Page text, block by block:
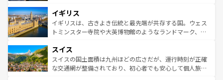
いる。シャンパンの発祥地であるランス、プロヴァンスの
香り高いラベンダー畑など、多彩な楽しみ方が可能だ。さ
らに、パリ以外の地域にも魅力が溢れており、どの街角に
れる地方に足を運ぶとそれぞれで全く異なる文化を体験で
きるだろう。 なお、新着のフランス情報はコンテンツ一覧
を参照してほしい。
顔を持つこの国は、どこを歩いても飽きることがない。ベ
ルリンの文化的活気、バイエルン州のアルプスの絶景、そ
してライン川沿いのワイン畑といった風景は必見。ビール
は、お酒好きな人にはぜひ体験してほしい。 なお、新着の
ドイツ情報はコンテンツ一覧を参照してほしい。
イギリス
イギリスは、古きよき伝統と最先端が共存する国。ウェス
トミンスター寺院や大英博物館のようなランドマーク、歴
リアごとに異なる魅力がある。また、優雅なアフタヌーン
ティー、ビール好きにはたまらない英国パブ、サッカー観
戦など、本場だからこそできる体験も豊富。イギリスを旅
スイス
スイスの国土面積は九州ほどの広さだが、運行時刻が正確
な交通網が整備されており、初心者でも安心して個人旅行